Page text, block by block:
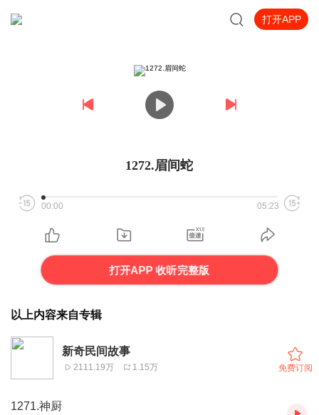
打开APP
1272.眉间蛇
00:00 05:23
打开APP 收听完整版
以上内容来自专辑
新奇民间故事
2111.19万 1.15万 免费订阅
1271.神厨